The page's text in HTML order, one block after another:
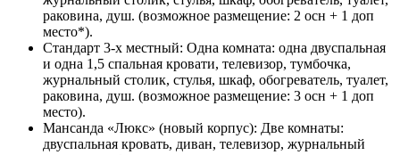
раковина, душ. (возможное размещение: 2 осн + 1 доп
место*).
Стандарт 3-х местный: Одна комната: одна двуспальная
и одна 1,5 спальная кровати, телевизор, тумбочка,
журнальный столик, стулья, шкаф, обогреватель, туалет,
раковина, душ. (возможное размещение: 3 осн + 1 доп
место).
Мансанда «Люкс» (новый корпус): Две комнаты:
двуспальная кровать, диван, телевизор, журнальный